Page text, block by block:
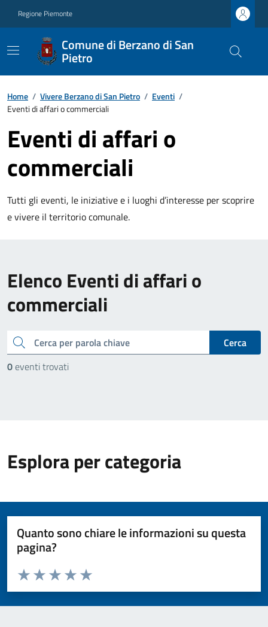
Regione Piemonte
Comune di Berzano di San
Pietro
Home / Vivere Berzano di San Pietro / Eventi /
Eventi di affari o commerciali
Eventi di affari o
commerciali
Tutti gli eventi, le iniziative e i luoghi d’interesse per scoprire
e vivere il territorio comunale.
Elenco Eventi di affari o
commerciali
cerca
Cerca
0eventi trovati
Esplora per categoria
Quanto sono chiare le informazioni su questa
pagina?
Valuta da 1 a 5 stelle la pagina
Valuta 5 stelle su 5
Valuta 4 stelle su 5
Valuta 3 stelle su 5
Valuta 2 stelle su 5
Valuta 1 stelle su 5